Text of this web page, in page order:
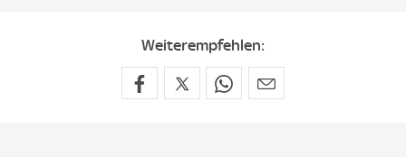
Weiterempfehlen: